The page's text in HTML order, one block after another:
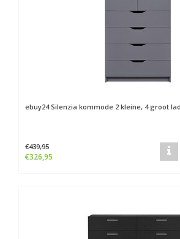
ebuy24Silenzia kommode 2 kleine, 4 groot
€439,95
€326,95